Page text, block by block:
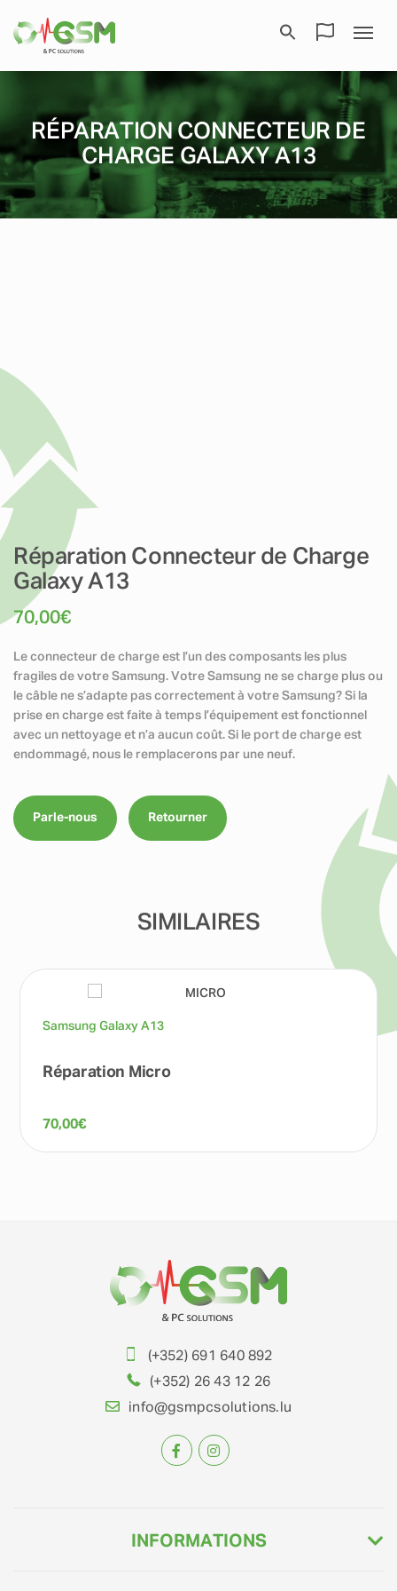
RÉPARATION CONNECTEUR DE
CHARGE GALAXY A13
Réparation Connecteur de Charge
Galaxy A13
70,00€
Le connecteur de charge est l’un des composants les plus
fragiles de votre Samsung. Votre Samsung ne se charge plus ou
le câble ne s’adapte pas correctement à votre Samsung? Si la
prise en charge est faite à temps l’équipement est fonctionnel
avec un nettoyage et n’a aucun coût. Si le port de charge est
endommagé, nous le remplacerons par une neuf.
Parle-nous Retourner
SIMILAIRES
Samsung Galaxy A13
Réparation Micro
70,00€
(+352) 691 640 892
(+352) 26 43 12 26
info@gsmpcsolutions.lu
INFORMATIONS